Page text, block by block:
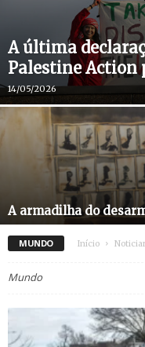
A última
Palestine Action
14/05/2026
A armadilha do
MUNDO Início Noticiar
Mundo